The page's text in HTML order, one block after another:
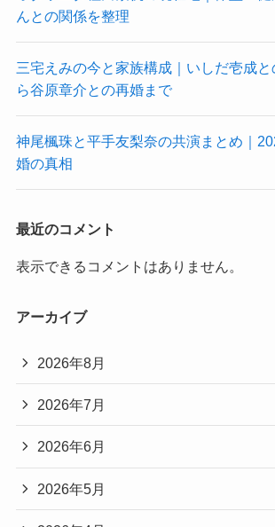
んとの関係を整理
三宅えみの今と家族構成｜いしだ壱成
ら谷原章介との再婚まで
神尾楓珠と平手友梨奈の共演まとめ｜
婚の真相
最近のコメント
表示できるコメントはありません。
アーカイブ
2026年8月
2026年7月
2026年6月
2026年5月